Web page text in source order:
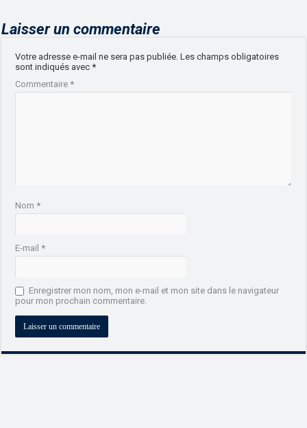
Laisser un commentaire
Votre adresse e-mail ne sera pas publiée. Les champs obligatoires
sont indiqués avec*
Commentaire*
Nom*
E-mail*
Enregistrer mon nom, mon e-mail et mon site dans le navigateur
pour mon prochain commentaire.